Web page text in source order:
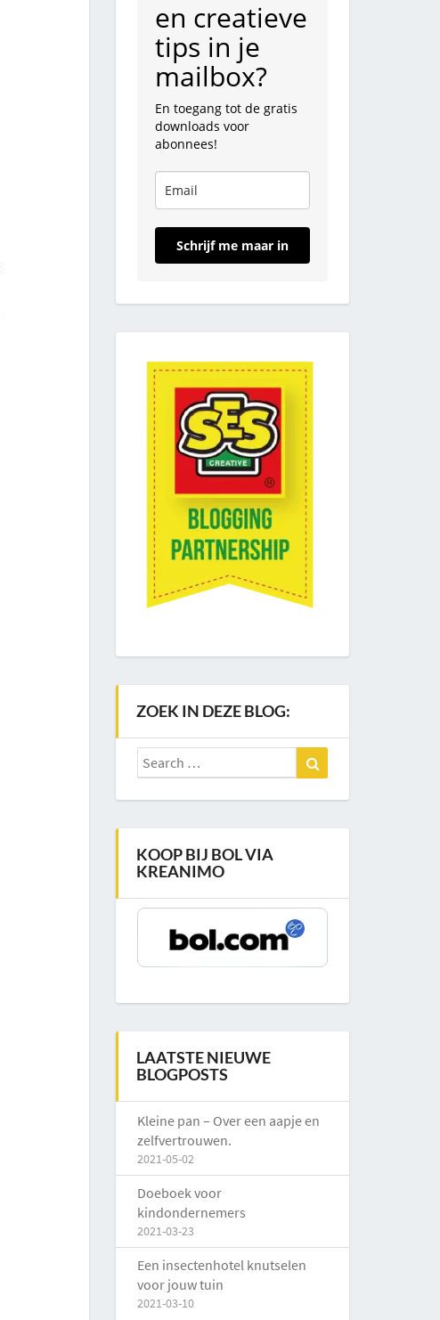
en creatieve
tips in je
mailbox?
En toegang tot de gratis
downloads voor
abonnees!
Schrijf me maar in
ZOEK IN DEZE BLOG:
Search
for:
KOOP BIJ BOL VIA
KREANIMO
LAATSTE NIEUWE
BLOGPOSTS
Kleine pan – Over een aapje en
zelfvertrouwen.
2021-05-02
Doeboek voor
kindondernemers
2021-03-23
Een insectenhotel knutselen
voor jouw tuin
2021-03-10